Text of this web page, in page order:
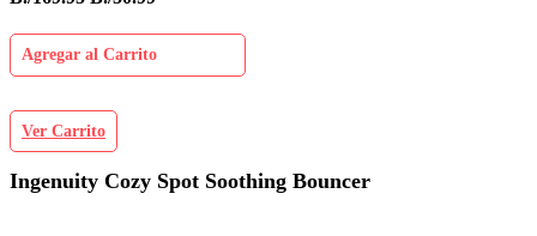
Agregar al Carrito
Ver Carrito
Ingenuity Cozy Spot Soothing Bouncer